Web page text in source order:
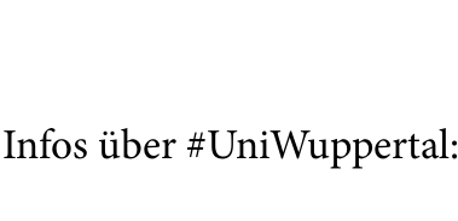
über #UniWuppertal: